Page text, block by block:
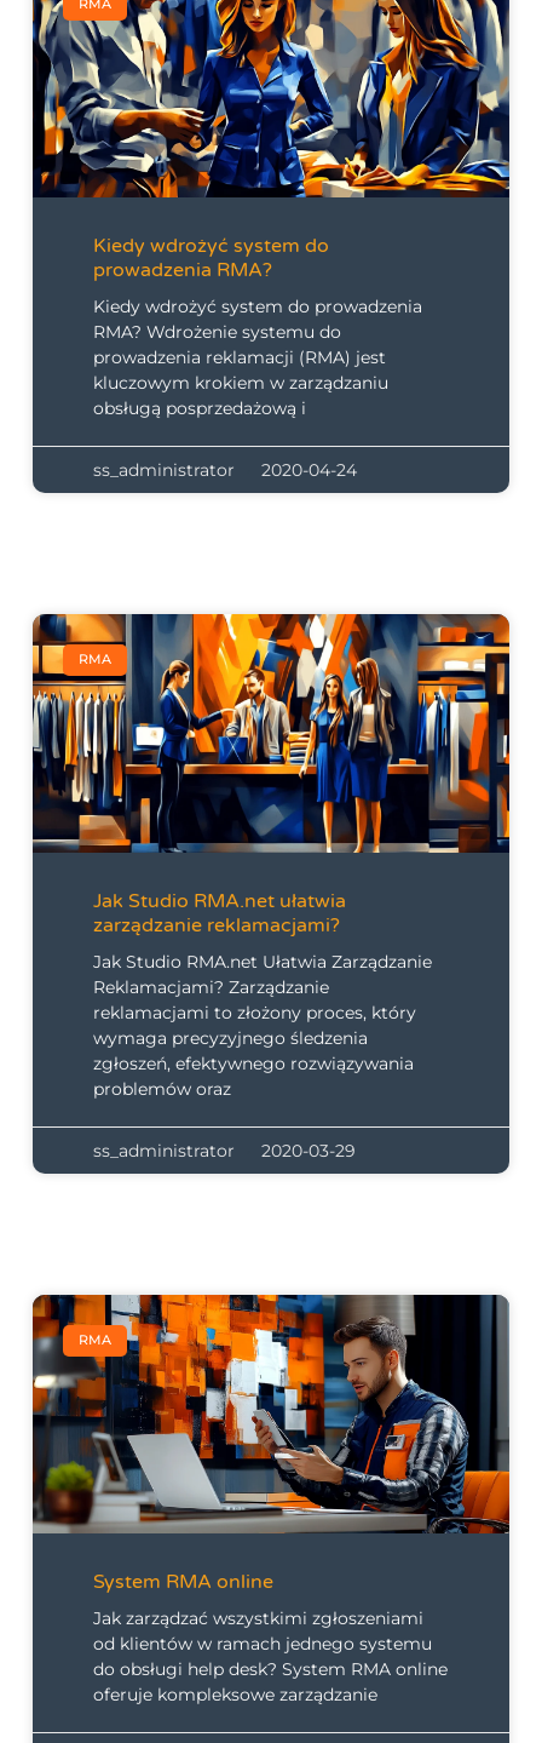
RMA
Kiedy wdrożyć system do
prowadzenia RMA?
Kiedy wdrożyć system do prowadzenia
RMA? Wdrożenie systemu do
prowadzenia reklamacji (RMA) jest
kluczowym krokiem w zarządzaniu
obsługą posprzedażową i
ss_administrator 2020-04-24
RMA
Jak Studio RMA.net ułatwia
zarządzanie reklamacjami?
Jak Studio RMA.net Ułatwia Zarządzanie
Reklamacjami? Zarządzanie
reklamacjami to złożony proces, który
wymaga precyzyjnego śledzenia
zgłoszeń, efektywnego rozwiązywania
problemów oraz
ss_administrator 2020-03-29
RMA
System RMA online
Jak zarządzać wszystkimi zgłoszeniami
od klientów w ramach jednego systemu
do obsługi help desk? System RMA online
oferuje kompleksowe zarządzanie